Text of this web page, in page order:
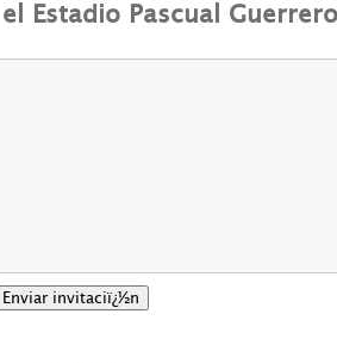
Estadio Pascual Guerrero